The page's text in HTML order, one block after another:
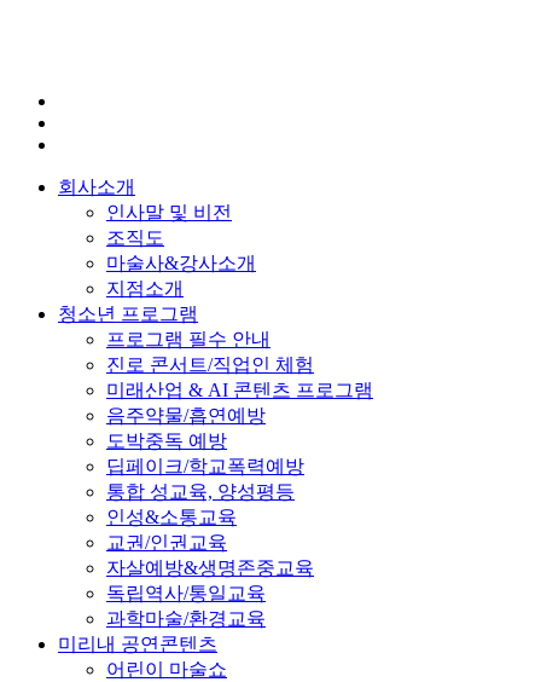
회사소개
인사말 및 비전
조직도
마술사&강사소개
지점소개
청소년 프로그램
프로그램 필수 안내
진로 콘서트/직업인 체험
미래산업 & AI 콘텐츠 프로그램
음주약물/흡연예방
도박중독 예방
딥페이크/학교폭력예방
통합 성교육, 양성평등
인성&소통교육
교권/인권교육
자살예방&생명존중교육
독립역사/통일교육
과학마술/환경교육
미리내 공연콘텐츠
어린이 마술쇼